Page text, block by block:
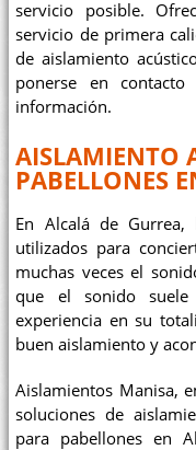
servicio posible.
servicio de primera
de aislamiento
ponerse en
información.
AISLAMIENTO
PABELLONES
En Alcalá de Gurrea,
utilizados para
muchas veces el
que el sonido
experiencia en su
buen aislamiento y
Aislamientos Manisa,
soluciones de
para pabellones en